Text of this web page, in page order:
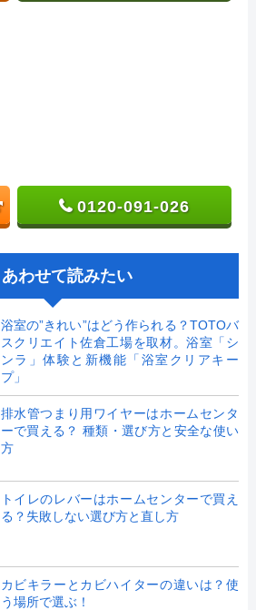
0120-091-026
あわせて読みたい
浴室の”きれい”はどう作られる？TOTOバ
スクリエイト佐倉工場を取材。浴室「シ
ンラ」体験と新機能「浴室クリアキー
プ」
排水管つまり用ワイヤーはホームセンタ
ーで買える？ 種類・選び方と安全な使い
方
トイレのレバーはホームセンターで買え
る？失敗しない選び方と直し方
カビキラーとカビハイターの違いは？使
う場所で選ぶ！